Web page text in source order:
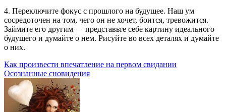
4. Переключите фокус с прошлого на будущее. Наш ум
сосредоточен на том, чего он не хочет, боится, тревожится.
Займите его другим — представьте себе картину идеального
будущего и думайте о нем. Рисуйте во всех деталях и думайте
о них.
Навигация
по
записям
Как произвести впечатление на первом свидании
Осознанные сновидения